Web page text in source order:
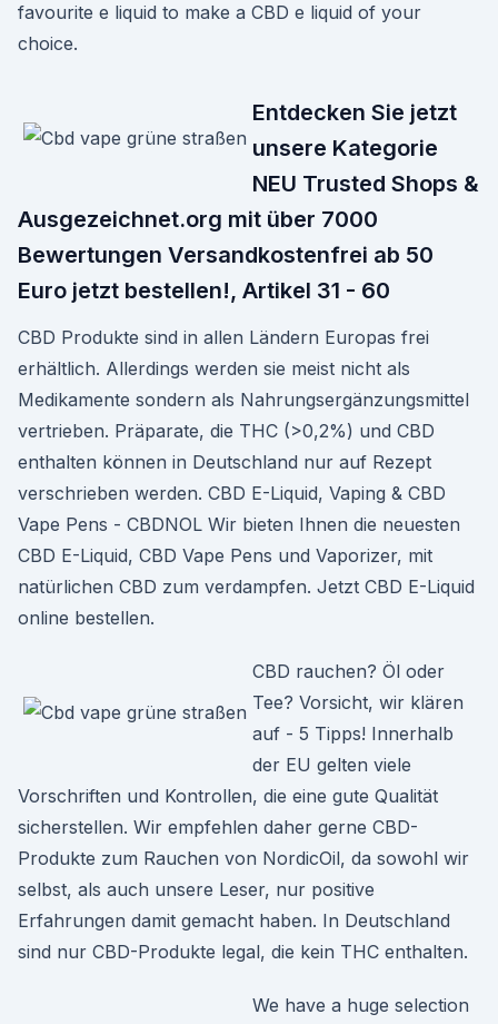
favourite e liquid to make a CBD e liquid of your
choice.
Entdecken Sie jetzt
unsere Kategorie
NEU Trusted Shops &
Ausgezeichnet.org mit über 7000
Bewertungen Versandkostenfrei ab 50
Euro jetzt bestellen!, Artikel 31 - 60
CBD Produkte sind in allen Ländern Europas frei
erhältlich. Allerdings werden sie meist nicht als
Medikamente sondern als Nahrungsergänzungsmittel
vertrieben. Präparate, die THC (>0,2%) und CBD
enthalten können in Deutschland nur auf Rezept
verschrieben werden. CBD E-Liquid, Vaping & CBD
Vape Pens - CBDNOL Wir bieten Ihnen die neuesten
CBD E-Liquid, CBD Vape Pens und Vaporizer, mit
natürlichen CBD zum verdampfen. Jetzt CBD E-Liquid
online bestellen.
CBD rauchen? Öl oder
Tee? Vorsicht, wir klären
auf - 5 Tipps! Innerhalb
der EU gelten viele
Vorschriften und Kontrollen, die eine gute Qualität
sicherstellen. Wir empfehlen daher gerne CBD-
Produkte zum Rauchen von NordicOil, da sowohl wir
selbst, als auch unsere Leser, nur positive
Erfahrungen damit gemacht haben. In Deutschland
sind nur CBD-Produkte legal, die kein THC enthalten.
We have a huge selection